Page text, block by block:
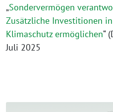
„Sondervermögen
Zusätzliche Investitionen
Klimaschutz ermöglichen“
Juli 2025